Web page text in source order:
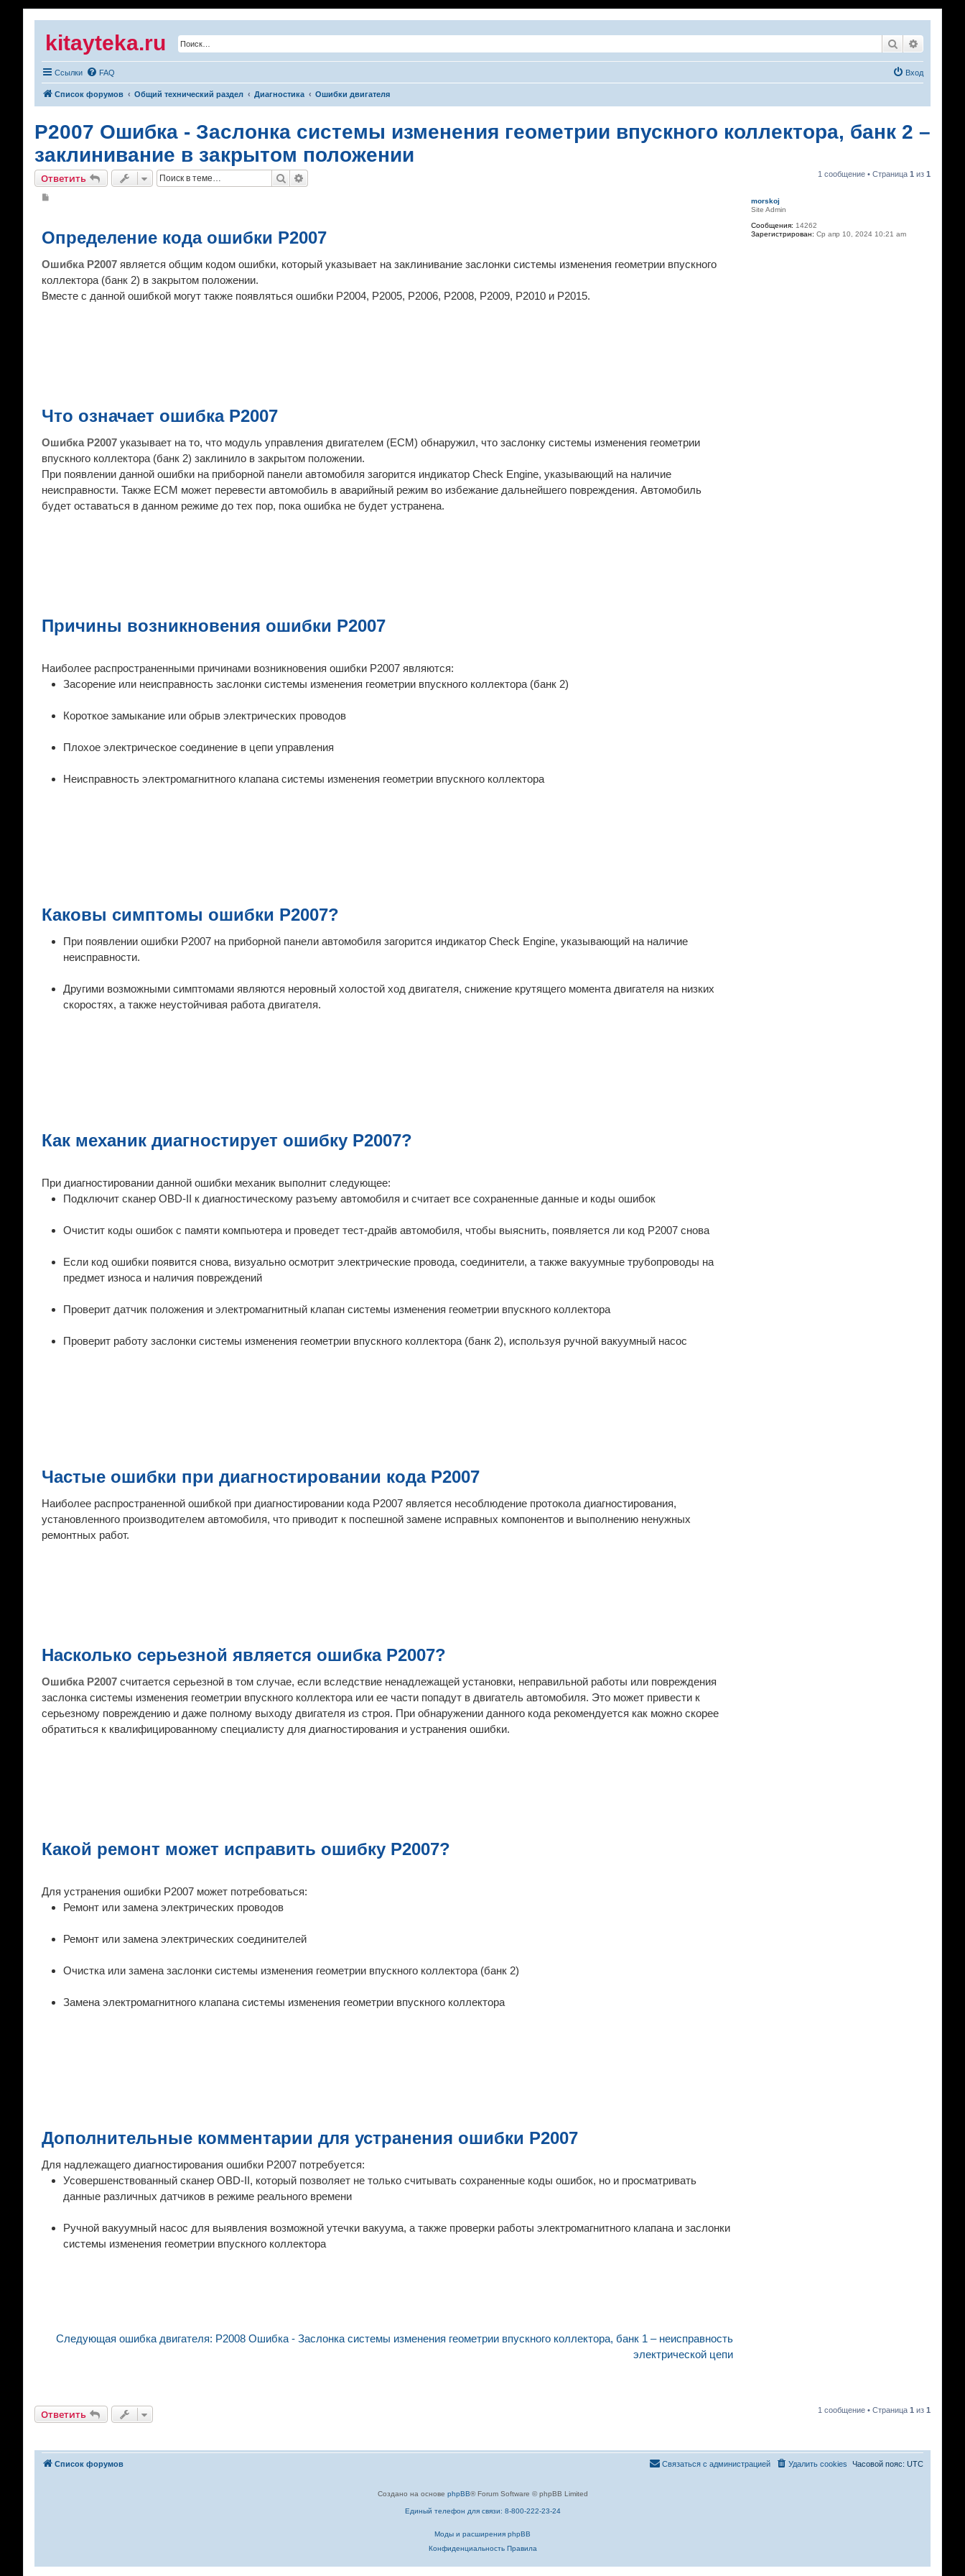
kitayteka.ru Поиск
Ссылки FAQ Вход
Список форумов Общий технический раздел Диагностика Ошибки двигателя
P2007 Ошибка - Заслонка системы изменения геометрии впускного коллектора, банк 2 –
заклинивание в закрытом положении
Ответить Поиск 1 сообщение • Страница 1 из 1
morskoj
Site Admin
Сообщения: 14262
Зарегистрирован: Ср апр 10, 2024 10:21 am
щ
е
е
Определение кода ошибки P2007
Ошибка P2007 является общим кодом ошибки, который указывает на заклинивание заслонки системы изменения геометрии впускного
коллектора (банк 2) в закрытом положении.
Вместе с данной ошибкой могут также появляться ошибки P2004, P2005, P2006, P2008, P2009, P2010 и P2015.
Что означает ошибка P2007
Ошибка P2007 указывает на то, что модуль управления двигателем (ECM) обнаружил, что заслонку системы изменения геометрии
впускного коллектора (банк 2) заклинило в закрытом положении.
При появлении данной ошибки на приборной панели автомобиля загорится индикатор Check Engine, указывающий на наличие
неисправности. Также ECM может перевести автомобиль в аварийный режим во избежание дальнейшего повреждения. Автомобиль
будет оставаться в данном режиме до тех пор, пока ошибка не будет устранена.
Причины возникновения ошибки P2007
Наиболее распространенными причинами возникновения ошибки P2007 являются:
Засорение или неисправность заслонки системы изменения геометрии впускного коллектора (банк 2)
Короткое замыкание или обрыв электрических проводов
Плохое электрическое соединение в цепи управления
Неисправность электромагнитного клапана системы изменения геометрии впускного коллектора
Каковы симптомы ошибки P2007?
При появлении ошибки P2007 на приборной панели автомобиля загорится индикатор Check Engine, указывающий на наличие
неисправности.
Другими возможными симптомами являются неровный холостой ход двигателя, снижение крутящего момента двигателя на низких
скоростях, а также неустойчивая работа двигателя.
Как механик диагностирует ошибку P2007?
При диагностировании данной ошибки механик выполнит следующее:
Подключит сканер OBD-II к диагностическому разъему автомобиля и считает все сохраненные данные и коды ошибок
Очистит коды ошибок с памяти компьютера и проведет тест-драйв автомобиля, чтобы выяснить, появляется ли код P2007 снова
Если код ошибки появится снова, визуально осмотрит электрические провода, соединители, а также вакуумные трубопроводы на
предмет износа и наличия повреждений
Проверит датчик положения и электромагнитный клапан системы изменения геометрии впускного коллектора
Проверит работу заслонки системы изменения геометрии впускного коллектора (банк 2), используя ручной вакуумный насос
Частые ошибки при диагностировании кода P2007
Наиболее распространенной ошибкой при диагностировании кода P2007 является несоблюдение протокола диагностирования,
установленного производителем автомобиля, что приводит к поспешной замене исправных компонентов и выполнению ненужных
ремонтных работ.
Насколько серьезной является ошибка P2007?
Ошибка P2007 считается серьезной в том случае, если вследствие ненадлежащей установки, неправильной работы или повреждения
заслонка системы изменения геометрии впускного коллектора или ее части попадут в двигатель автомобиля. Это может привести к
серьезному повреждению и даже полному выходу двигателя из строя. При обнаружении данного кода рекомендуется как можно скорее
обратиться к квалифицированному специалисту для диагностирования и устранения ошибки.
Какой ремонт может исправить ошибку P2007?
Для устранения ошибки P2007 может потребоваться:
Ремонт или замена электрических проводов
Ремонт или замена электрических соединителей
Очистка или замена заслонки системы изменения геометрии впускного коллектора (банк 2)
Замена электромагнитного клапана системы изменения геометрии впускного коллектора
Дополнительные комментарии для устранения ошибки P2007
Для надлежащего диагностирования ошибки P2007 потребуется:
Усовершенствованный сканер OBD-II, который позволяет не только считывать сохраненные коды ошибок, но и просматривать
данные различных датчиков в режиме реального времени
Ручной вакуумный насос для выявления возможной утечки вакуума, а также проверки работы электромагнитного клапана и заслонки
системы изменения геометрии впускного коллектора
Следующая ошибка двигателя: P2008 Ошибка - Заслонка системы изменения геометрии впускного коллектора, банк 1 – неисправность
электрической цепи
Ответить 1 сообщение • Страница 1 из 1
Список форумов Часовой пояс: UTC
Удалить cookies
Связаться с администрацией
Создано на основе phpBB® Forum Software © phpBB Limited
Единый телефон для связи: 8-800-222-23-24
Моды и расширения phpBB
Конфиденциальность Правила